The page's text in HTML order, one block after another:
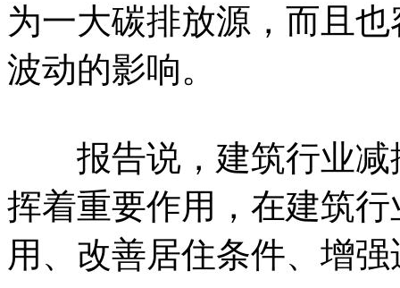
为一大碳排放源，而且
波动的影响。
报告说，建筑行业减
挥着重要作用，在建筑
用、改善居住条件、增